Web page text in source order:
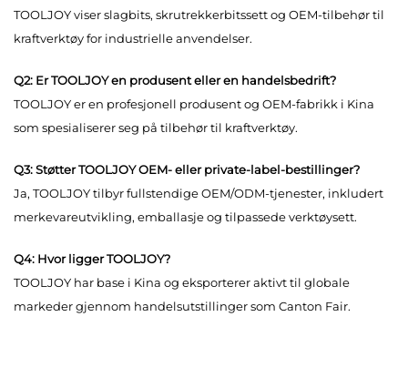
TOOLJOY viser slagbits, skrutrekkerbitssett og OEM-tilbehør til
kraftverktøy for industrielle anvendelser.
Q2: Er TOOLJOY en produsent eller en handelsbedrift?
TOOLJOY er en profesjonell produsent og OEM-fabrikk i Kina
som spesialiserer seg på tilbehør til kraftverktøy.
Q3: Støtter TOOLJOY OEM- eller private-label-bestillinger?
Ja, TOOLJOY tilbyr fullstendige OEM/ODM-tjenester, inkludert
merkevareutvikling, emballasje og tilpassede verktøysett.
Q4: Hvor ligger TOOLJOY?
TOOLJOY har base i Kina og eksporterer aktivt til globale
markeder gjennom handelsutstillinger som Canton Fair.